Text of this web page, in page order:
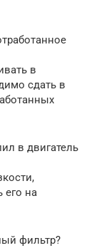
в
сдать в
в двигатель
его на
фильтр?